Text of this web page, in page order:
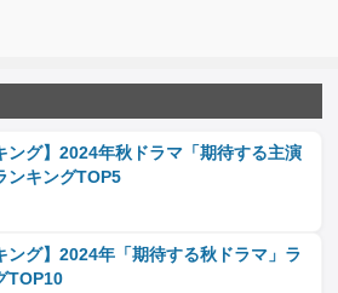
ング】2024年秋ドラマ「期待する主演
ンキングTOP5
ング】2024年「期待する秋ドラマ」ラ
TOP10